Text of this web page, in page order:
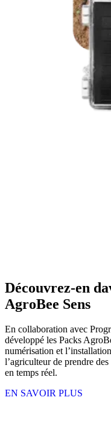
Découvrez-en
AgroBee Sens
En collaboration avec
développé les Packs
numérisation et
l’agriculteur de prendre
en temps réel.
EN SAVOIR PLUS